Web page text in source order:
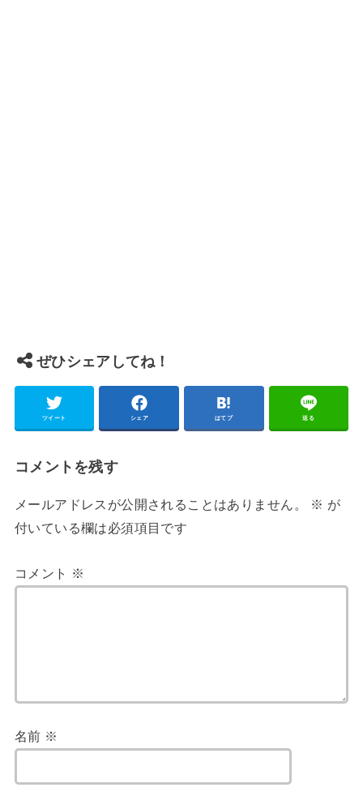
ぜひシェアしてね！
ツイート シェア はてブ 送る
コメントを残す
メールアドレスが公開されることはありません。 ※ が
付いている欄は必須項目です
コメント ※
名前 ※